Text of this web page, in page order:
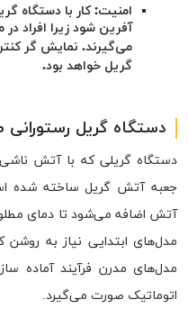
امنیت: کار با دستگاه
آفرین شود زیرا افراد
می‌گیرند. نمایش گر
گریل خواهد بود.
دستگاه گریل
دستگاه گریلی که با آتش
جعبه آتش گریل ساخته شده‌
آتش اضافه می‌شود تا دمای
مدل‌های ابتدایی نیاز به
مدل‌های مدرن فرآیند آماده
اتوماتیک صورت می‌گیرد.